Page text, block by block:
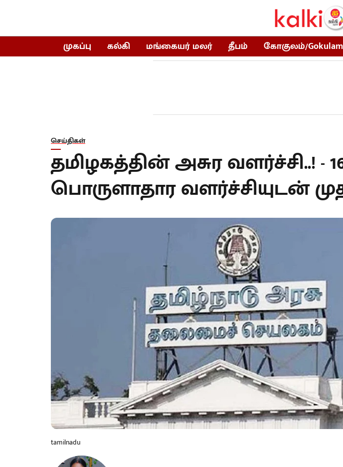
முகப்பு கல்கி மங்கையர் மலர் தீபம் கோகுலம்/Gokulam
செய்திகள்
தமிழகத்தின் அசுர வளர்ச்சி..! -
பொருளாதார வளர்ச்சியுடன்
tamilnadu